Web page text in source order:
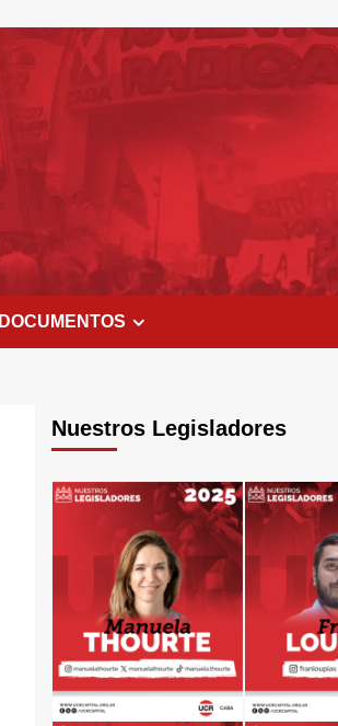
DOCUMENTOS
Nuestros Legisladores